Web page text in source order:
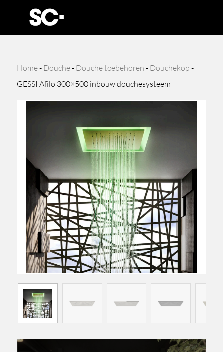
Home- Douche- Douche toebehoren - Douchekop -
GESSI Afilo 300×500 inbouw douchesysteem